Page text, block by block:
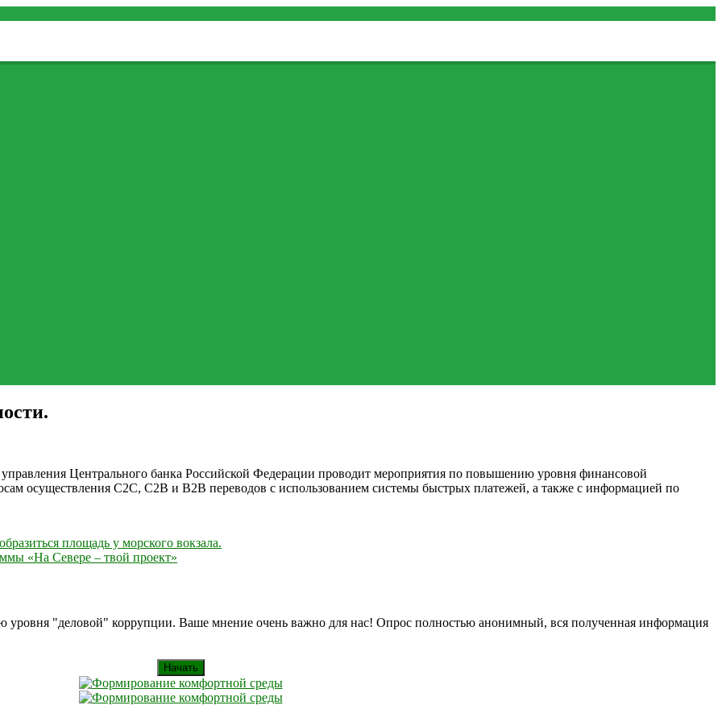
Центрального банка Российской Федерации проводит мероприятия по повышению уровня финансовой
осуществления C2C, C2B и В2В переводов с использованием системы быстрых платежей, а также с информацией по
площадь у морского вокзала.
«На Севере – твой проект»
уровня "деловой" коррупции. Ваше мнение очень важно для нас! Опрос полностью анонимный, вся полученная информация
Начать